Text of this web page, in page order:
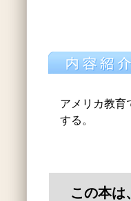
アメリカ教育
する。
この本は